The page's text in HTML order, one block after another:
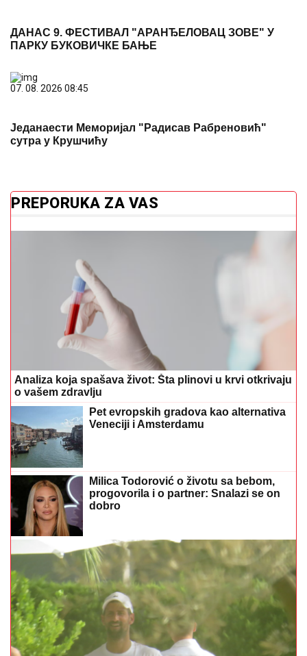
ДАНАС 9. ФЕСТИВАЛ "АРАНЂЕЛОВАЦ ЗОВЕ" У
ПАРКУ БУКОВИЧКЕ БАЊЕ
07. 08. 2026 08:45
Једанаести Меморијал "Радисав Рабреновић"
сутра у Крушчићу
PREPORUKA ZA VAS
Analiza koja spašava život: Šta plinovi u krvi otkrivaju
o vašem zdravlju
Pet evropskih gradova kao alternativa
Veneciji i Amsterdamu
Milica Todorović o životu sa bebom,
progovorila i o partner: Snalazi se on
dobro